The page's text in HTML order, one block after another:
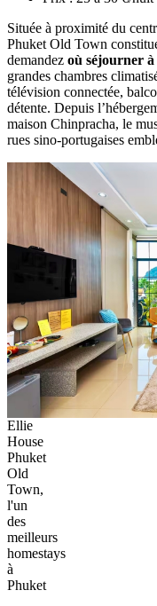
Située à proximité du
Phuket Old Town
demandez où séjourner
grandes chambres
télévision connectée,
détente. Depuis
maison Chinpracha, le
rues sino-portugaises
Ellie
House
Phuket
Old
Town,
l'un
des
meilleurs
homestays
à
Phuket